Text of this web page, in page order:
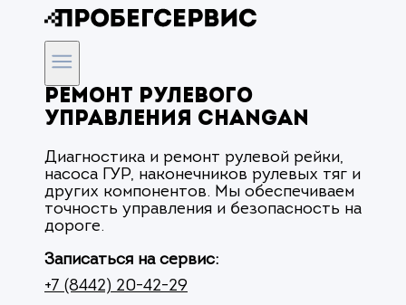
Ремонт рулевого
управления Changan
Диагностика и ремонт рулевой рейки,
насоса ГУР, наконечников рулевых тяг и
других компонентов. Мы обеспечиваем
точность управления и безопасность на
дороге.
Записаться на сервис:
+7 (8442) 20-42-29